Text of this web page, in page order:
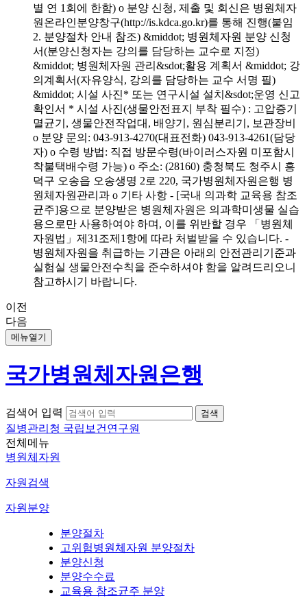
별 연 1회에 한함) o 분양 신청, 제출 및 회신은 병원체자
원온라인분양창구(http://is.kdca.go.kr)를 통해 진행(붙임
2. 분양절차 안내 참조) &middot; 병원체자원 분양 신청
서(분양신청자는 강의를 담당하는 교수로 지정)
&middot; 병원체자원 관리&sdot;활용 계획서 &middot; 강
의계획서(자유양식, 강의를 담당하는 교수 서명 필)
&middot; 시설 사진* 또는 연구시설 설치&sdot;운영 신고
확인서 * 시설 사진(생물안전표지 부착 필수) : 고압증기
멸균기, 생물안전작업대, 배양기, 원심분리기, 보관장비
o 분양 문의: 043-913-4270(대표전화) 043-913-4261(담당
자) o 수령 방법: 직접 방문수령(바이러스자원 미포함시
착불택배수령 가능) o 주소: (28160) 충청북도 청주시 흥
덕구 오송읍 오송생명 2로 220, 국가병원체자원은행 병
원체자원관리과 o 기타 사항 - [국내 의과학 교육용 참조
균주]용으로 분양받은 병원체자원은 의과학미생물 실습
용으로만 사용하여야 하며, 이를 위반할 경우 「병원체
자원법」제31조제1항에 따라 처벌받을 수 있습니다. -
병원체자원을 취급하는 기관은 아래의 안전관리기준과
실험실 생물안전수칙을 준수하셔야 함을 알려드리오니
참고하시기 바랍니다.
이전
다음
메뉴열기
국가병원체자원은행
검색어 입력
질병관리청 국립보건연구원
전체메뉴
병원체자원
자원검색
자원분양
분양절차
고위험병원체자원 분양절차
분양신청
분양수수료
교육용 참조균주 분양